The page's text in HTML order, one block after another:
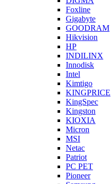
Foxline
Gigabyte
GOODRAM
Hikvision
HP
INDILINX
Innodisk
Intel
Kimtigo
KINGPRICE
KingSpec
Kingston
KIOXIA
Micron
MSI
Netac
Patriot
PC PET
Pioneer